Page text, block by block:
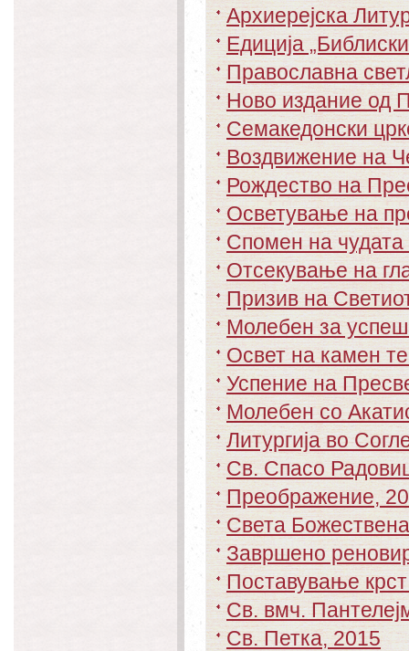
Архиерејска
Едиција
Православна
Ново издание од
Семакедонски
Воздвижение на
Рождество на
Осветување на
Спомен на
Отсекување на
Призив на
Молебен за
Освет на камен
Успение на
Молебен со
Литургија во
Св. Спасо
Преображение,
Света
Завршено
Поставување
Св. вмч.
Св. Петка, 2015